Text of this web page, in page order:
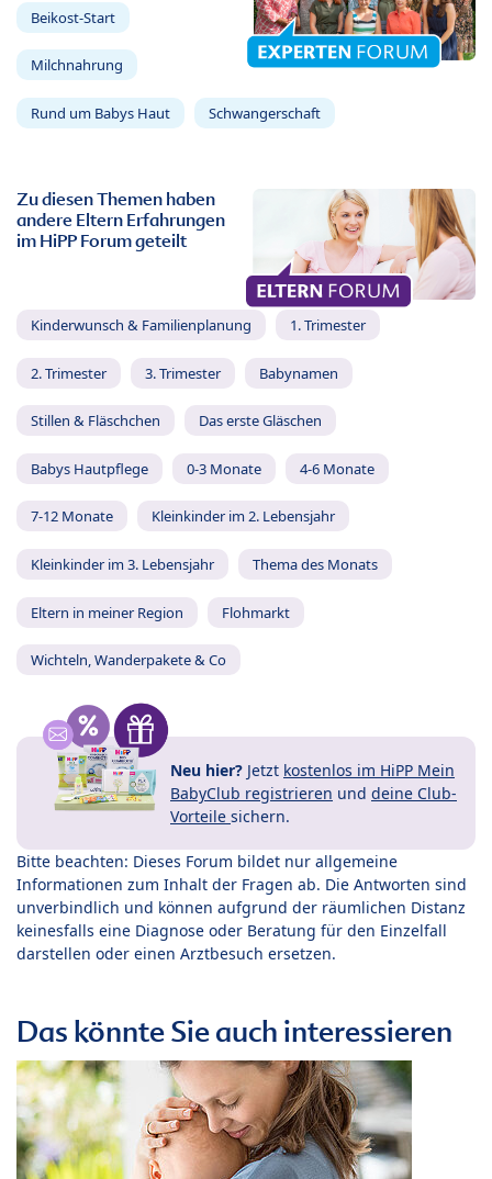
Beikost-Start
Milchnahrung
Rund um Babys Haut Schwangerschaft
Zu diesen Themen haben
andere Eltern Erfahrungen
im HiPP Forum geteilt
Kinderwunsch & Familienplanung 1. Trimester
2. Trimester 3. Trimester Babynamen
Stillen & Fläschchen Das erste Gläschen
Babys Hautpflege 0-3 Monate 4-6 Monate
7-12 Monate Kleinkinder im 2. Lebensjahr
Kleinkinder im 3. Lebensjahr Thema des Monats
Eltern in meiner Region Flohmarkt
Wichteln, Wanderpakete & Co
Neu hier? Jetzt kostenlos im HiPP Mein
BabyClub registrieren und deine Club-
Vorteile sichern.
Bitte beachten: Dieses Forum bildet nur allgemeine
Informationen zum Inhalt der Fragen ab. Die Antworten sind
unverbindlich und können aufgrund der räumlichen Distanz
keinesfalls eine Diagnose oder Beratung für den Einzelfall
darstellen oder einen Arztbesuch ersetzen.
Das könnte Sie auch interessieren